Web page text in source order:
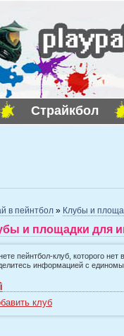
Страйкбол
в пейнтбол » Клубы и
и площадки для
пейнтбол-клуб, которого
информацией с
клуб